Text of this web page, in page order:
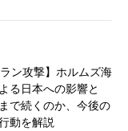
ラン攻撃】ホルムズ海
る日本への影響と
で続くのか、今後の
動を解説